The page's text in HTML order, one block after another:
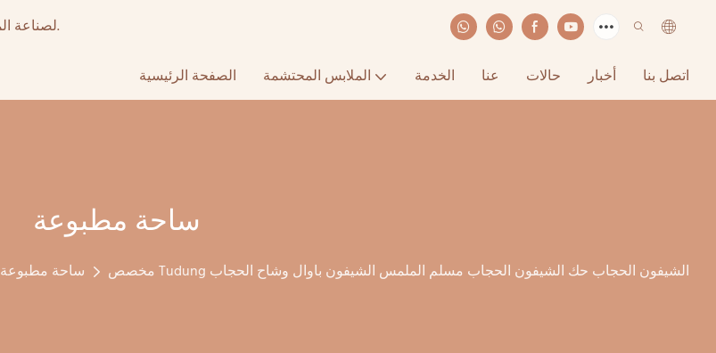
أكثر من 15 عامًا من تصنيع المعدات الأصلية عالي الجودة & ODM لصناعة الملابس المتواضعة.
الصفحة الرئيسية الملابس المحتشمة الخدمة عنا حالات أخبار اتصل بنا
ساحة مطبوعة
ساحة مطبوعة مخصص Tudung الشيفون الحجاب حك الشيفون الحجاب مسلم الملمس الشيفون باوال وشاح الحجاب